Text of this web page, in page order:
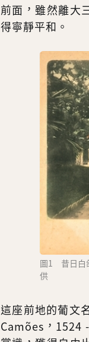
前面，雖然離大
得寧靜平和。
圖1 昔日白
供
這座前地的葡文
Camões，1524